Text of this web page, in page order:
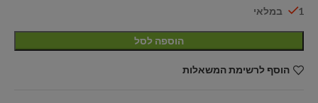
1 במלאי
הוספה לסל
הוסף לרשימת המשאלות